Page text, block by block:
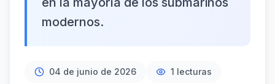
modernos.
04 de junio de 2026 1 lecturas